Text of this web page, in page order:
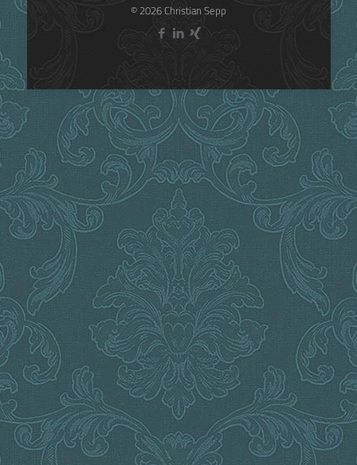
© 2026 Christian Sepp